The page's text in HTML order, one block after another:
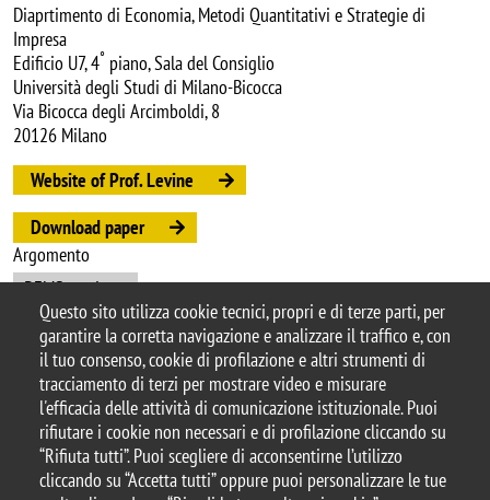
Questo sito utilizza cookie tecnici, propri e di terze parti, per
garantire la corretta navigazione e analizzare il traffico e, con
il tuo consenso, cookie di profilazione e altri strumenti di
tracciamento di terzi per mostrare video e misurare
l'efficacia delle attività di comunicazione istituzionale. Puoi
rifiutare i cookie non necessari e di profilazione cliccando su
“Rifiuta tutti”. Puoi scegliere di acconsentirne l’utilizzo
cliccando su “Accetta tutti” oppure puoi personalizzare le tue
Diaprtimento di Economia, Metodi Quantitativi e Strategie di
Impresa
Edificio U7, 4° piano, Sala del Consiglio
Università degli Studi di Milano-Bicocca
Via Bicocca degli Arcimboldi, 8
20126 Milano
Website of Prof. Levine
Download paper
Argomento
DEMS seminars
© 2025 Università degli Studi di Milano-Bicocca
Piazza dell'Ateneo Nuovo, 1 - 20126, Milano
Casella PEC:ateneo.bicocca@pec.unimib.it
P.I. 12621570154 |
redazioneweb.dems@unimib.it